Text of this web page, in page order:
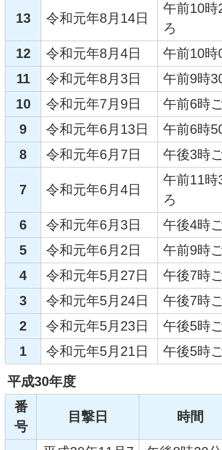
13 令和元年8月14日
午前10時
ろ
12
令和元年8月4日
午前10
11
令和元年8月3日
午前9時
10
令和元年7月9日
午前6時
9
令和元年6月13日
午前6時
8
令和元年6月7日 午後3時
7 令和元年6月4日
午前11時
ろ
6
令和元年6月3日
午後4時
5
令和元年6月2日
午前9時
4
令和元年5月27日
午後7時
3
令和元年5月24日
午後7時
2
令和元年5月23日
午後5時
1
令和元年5月21日
午後5時
平成30年度
番
号
目撃日 時間